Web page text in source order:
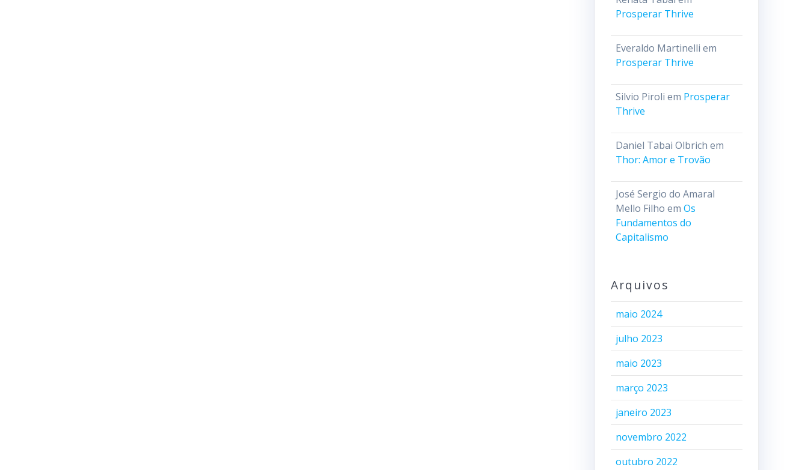
Prosperar Thrive
Everaldo Martinelli em
Prosperar Thrive
Silvio Piroli em Prosperar
Thrive
Daniel Tabai Olbrich em
Thor: Amor e Trovão
José Sergio do Amaral
Mello Filho em Os
Fundamentos do
Capitalismo
Arquivos
maio 2024
julho 2023
maio 2023
março 2023
janeiro 2023
novembro 2022
outubro 2022